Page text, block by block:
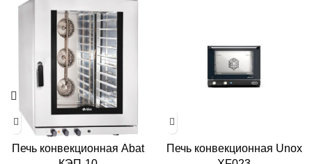
Печь конвекционная Abat
Печь конвекционная Unox